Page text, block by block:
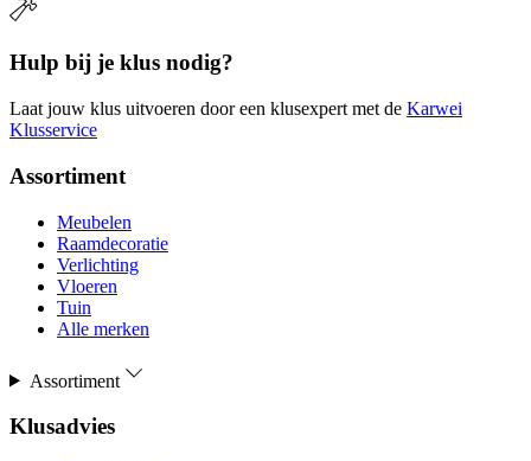
Hulp bij je klus nodig?
Laat jouw klus uitvoeren door een klusexpert met de Karwei
Klusservice
Assortiment
Meubelen
Raamdecoratie
Verlichting
Vloeren
Tuin
Alle merken
Assortiment
Klusadvies